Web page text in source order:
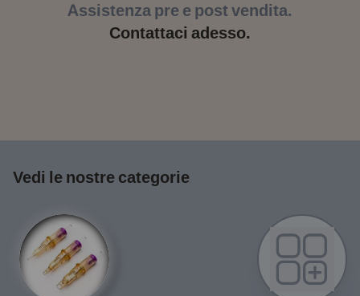
Assistenza pre e post vendita.
Contattaci adesso.
Vedi le nostre categorie